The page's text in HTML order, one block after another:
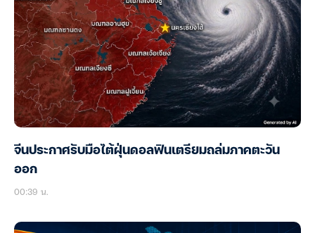
จีนประกาศรับมือไต้ฝุ่นดอลฟินเตรียมถล่มภาคตะวัน
ออก
00:39 น.